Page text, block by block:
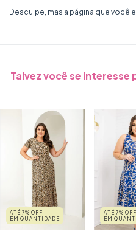
Desculpe, mas a página que você
Talvez você se
ATÉ 7% OFF
EM QUANTIDADE
ATÉ 7% OFF
EM